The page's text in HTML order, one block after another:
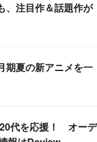
、注目作＆話題作が
期夏の新アニメを一
代を応援！ オーデ